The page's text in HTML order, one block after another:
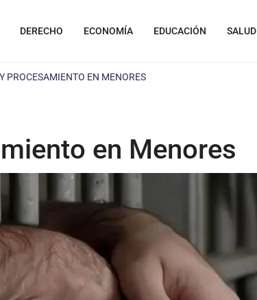
DERECHO ECONOMÍA EDUCACIÓN SALUD
PROCESAMIENTO EN MENORES
en Menores